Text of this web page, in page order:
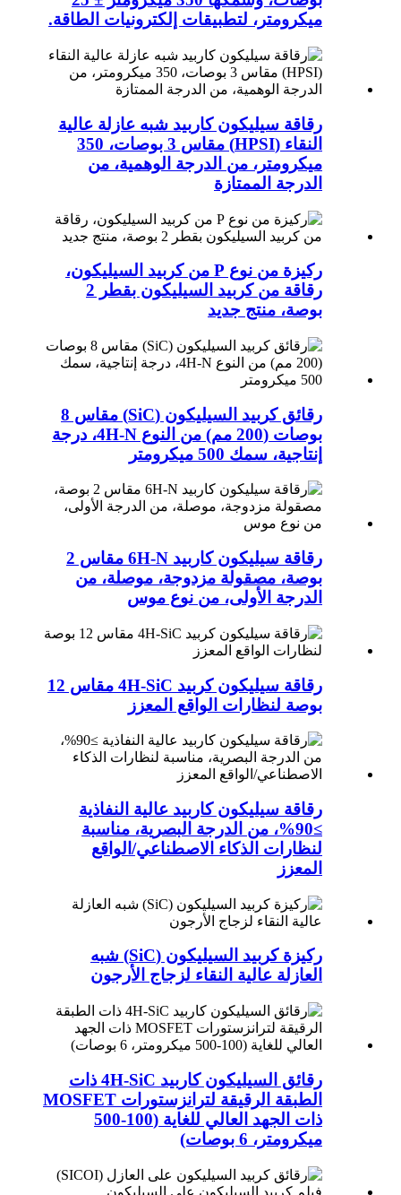
ميكرومتر، لتطبيقات إلكترونيات الطاقة.
رقاقة سيليكون كاربيد شبه عازلة عالية
النقاء (HPSI) مقاس 3 بوصات، 350
ميكرومتر، من الدرجة الوهمية، من
الدرجة الممتازة
ركيزة من نوع P من كربيد السيليكون،
رقاقة من كربيد السيليكون بقطر 2
بوصة، منتج جديد
رقائق كربيد السيليكون (SiC) مقاس 8
بوصات (200 مم) من النوع 4H-N، درجة
إنتاجية، سمك 500 ميكرومتر
رقاقة سيليكون كاربيد 6H-N مقاس 2
بوصة، مصقولة مزدوجة، موصلة، من
الدرجة الأولى، من نوع موس
رقاقة سيليكون كربيد 4H-SiC مقاس 12
بوصة لنظارات الواقع المعزز
رقاقة سيليكون كاربيد عالية النفاذية
≥90%، من الدرجة البصرية، مناسبة
لنظارات الذكاء الاصطناعي/الواقع
المعزز
ركيزة كربيد السيليكون (SiC) شبه
العازلة عالية النقاء لزجاج الأرجون
رقائق السيليكون كاربيد 4H-SiC ذات
الطبقة الرقيقة لترانزستورات MOSFET
ذات الجهد العالي للغاية (100-500
ميكرومتر، 6 بوصات)